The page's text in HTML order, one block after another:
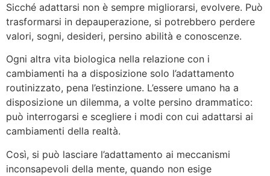
Sicché adattarsi non è sempre migliorarsi, evolvere. Può
trasformarsi in depauperazione, si potrebbero perdere
valori, sogni, desideri, persino abilità e conoscenze.
Ogni altra vita biologica nella relazione con i
cambiamenti ha a disposizione solo l’adattamento
routinizzato, pena l’estinzione. L’essere umano ha a
disposizione un dilemma, a volte persino drammatico:
può interrogarsi e scegliere i modi con cui adattarsi ai
cambiamenti della realtà.
Così, si può lasciare l’adattamento ai meccanismi
inconsapevoli della mente, quando non esige